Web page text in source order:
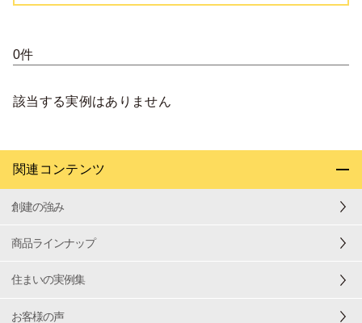
0件
該当する実例はありません
関連コンテンツ
創建の強み
商品ラインナップ
住まいの実例集
お客様の声